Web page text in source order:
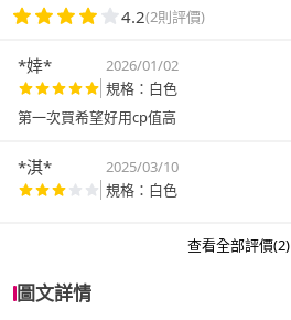
4.2(2則評價)
*婞* 2026/01/02
規格：白色
第一次買希望好用cp值高
*淇*
2025/03/10
規格：白色
查看全部評價(2)
圖文詳情